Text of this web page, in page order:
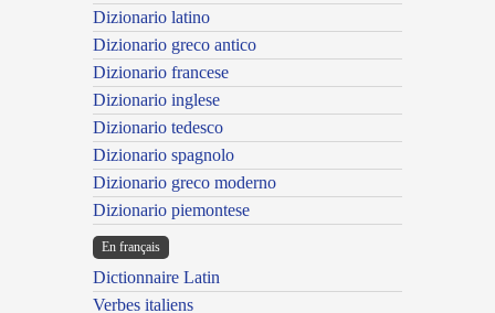
Dizionario latino
Dizionario greco antico
Dizionario francese
Dizionario inglese
Dizionario tedesco
Dizionario spagnolo
Dizionario greco moderno
Dizionario piemontese
En français
Dictionnaire Latin
Verbes italiens